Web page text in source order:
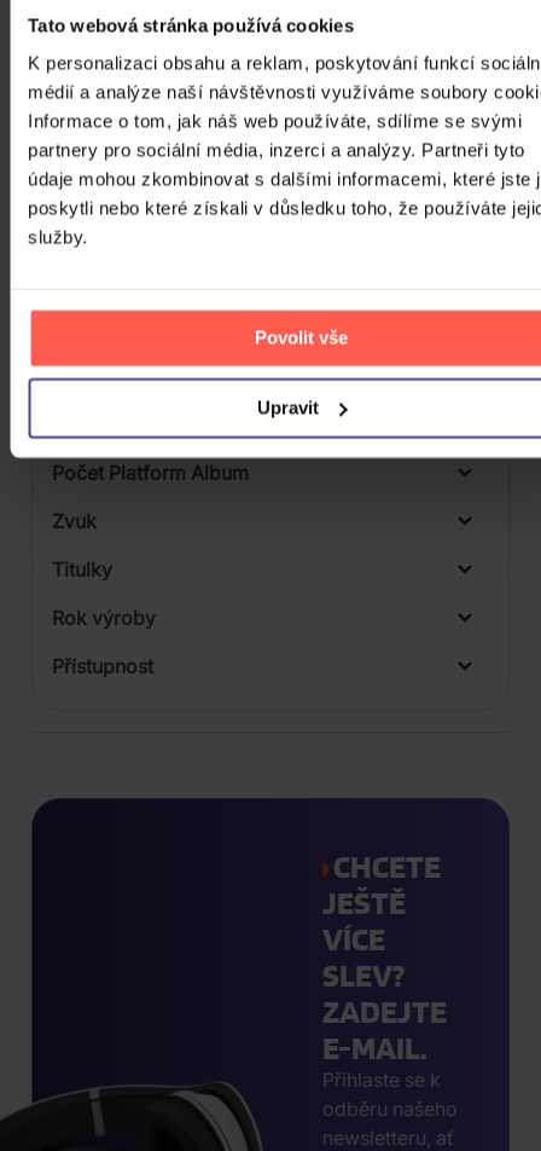
Tato webová stránka používá cookies
K personalizaci obsahu a reklam, poskytování funkcí
médií a analýze naší návštěvnosti využíváme soubory
Informace o tom, jak náš web používáte, sdílíme se svými
partnery pro sociální média, inzerci a analýzy. Partneři tyto
údaje mohou zkombinovat s dalšími informacemi, které jste
poskytli nebo které získali v důsledku toho, že používáte
služby.
Povolit vše
Upravit
CD
3D
Počet CD
1
Počet MC
Počet DVD
Počet BD
Balení média
Počet Platform Album
Zvuk
Titulky
Rok výroby
Přístupnost
CHCETE
JEŠTĚ
VÍCE
SLEV?
ZADEJTE
E-MAIL.
Přihlaste se k
odběru našeho
newsletteru, ať